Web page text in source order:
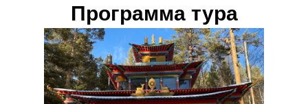
Программа тура